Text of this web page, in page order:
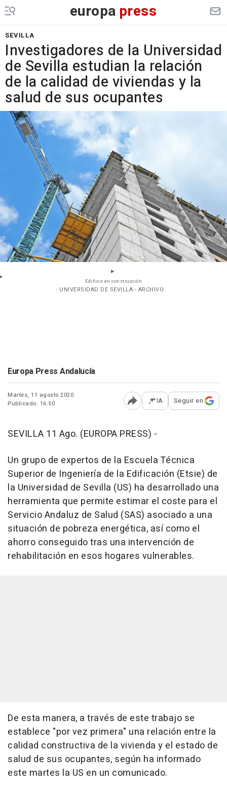
europa press
SEVILLA
Investigadores de la Universidad
de Sevilla estudian la relación
de la calidad de viviendas y la
salud de sus ocupantes
Edificio en construcción
- UNIVERSIDAD DE SEVILLA - ARCHIVO
Europa Press Andalucía
Martes, 11 agosto 2020
Publicado: 16:50
Abrir opciones para
IA Seguir en
SEVILLA 11 Ago. (EUROPA PRESS) -
Un grupo de expertos de la Escuela Técnica
Superior de Ingeniería de la Edificación (Etsie) de
la Universidad de Sevilla (US) ha desarrollado una
herramienta que permite estimar el coste para el
Servicio Andaluz de Salud (SAS) asociado a una
situación de pobreza energética, así como el
ahorro conseguido tras una intervención de
rehabilitación en esos hogares vulnerables.
De esta manera, a través de este trabajo se
establece "por vez primera" una relación entre la
calidad constructiva de la vivienda y el estado de
salud de sus ocupantes, según ha informado
este martes la US en un comunicado.